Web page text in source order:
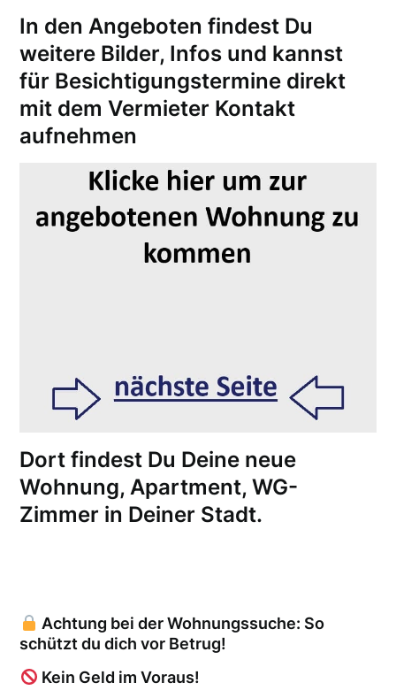
In den Angeboten findest Du
weitere Bilder, Infos und kannst
für Besichtigungstermine direkt
mit dem Vermieter Kontakt
aufnehmen
Dort findest Du Deine neue
Wohnung, Apartment, WG-
Zimmer in Deiner Stadt.
Achtung bei der Wohnungssuche: So
schützt du dich vor Betrug!
Kein Geld im Voraus!